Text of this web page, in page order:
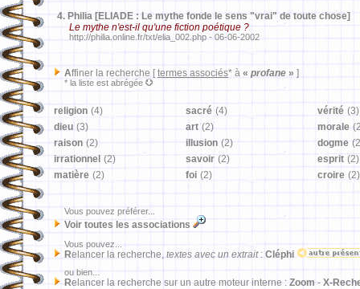
4. Philia [ELIADE : Le mythe fonde le sens "vrai" de toute chose]
Le mythe n'est-il qu'une fiction poétique ?
http://philia.online.fr/txt/elia_002.php - 06-06-2002
Affiner la recherche [ termes associés* à « profane » ]
* la liste est abrégée
religion (4) sacré (4) vérité (3)
dieu (3) art (2) morale
raison (2) illusion (2) dogme
irrationnel (2) savoir (2) esprit (2)
matière (2) foi (2) croire (2)
Vous pouvez préférer...
Voir toutes les associations
Vous pouvez...
Relancer la recherche, textes avec un extrait: Cléphi
ou bien...
Relancer la recherche sur un autre moteur interne : Zoom- X-